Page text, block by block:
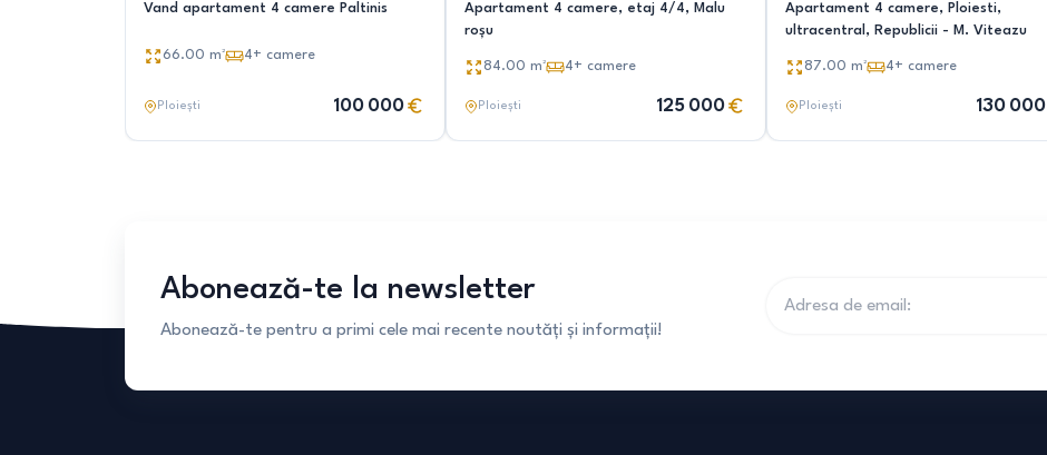
Vand apartament 4 camere Paltinis
66.00 m² 4+ camere
Ploiești 100 000
Apartament 4 camere, etaj 4/4, Malu
roșu
84.00 m² 4+ camere
Ploiești 125 000
Apartament 4 camere, Ploiesti,
ultracentral, Republicii - M. Viteazu
87.00 m² 4+ camere
Ploiești 130 000
Abonează-te la newsletter
Abonează-te pentru a primi cele mai recente noutăți și informații!